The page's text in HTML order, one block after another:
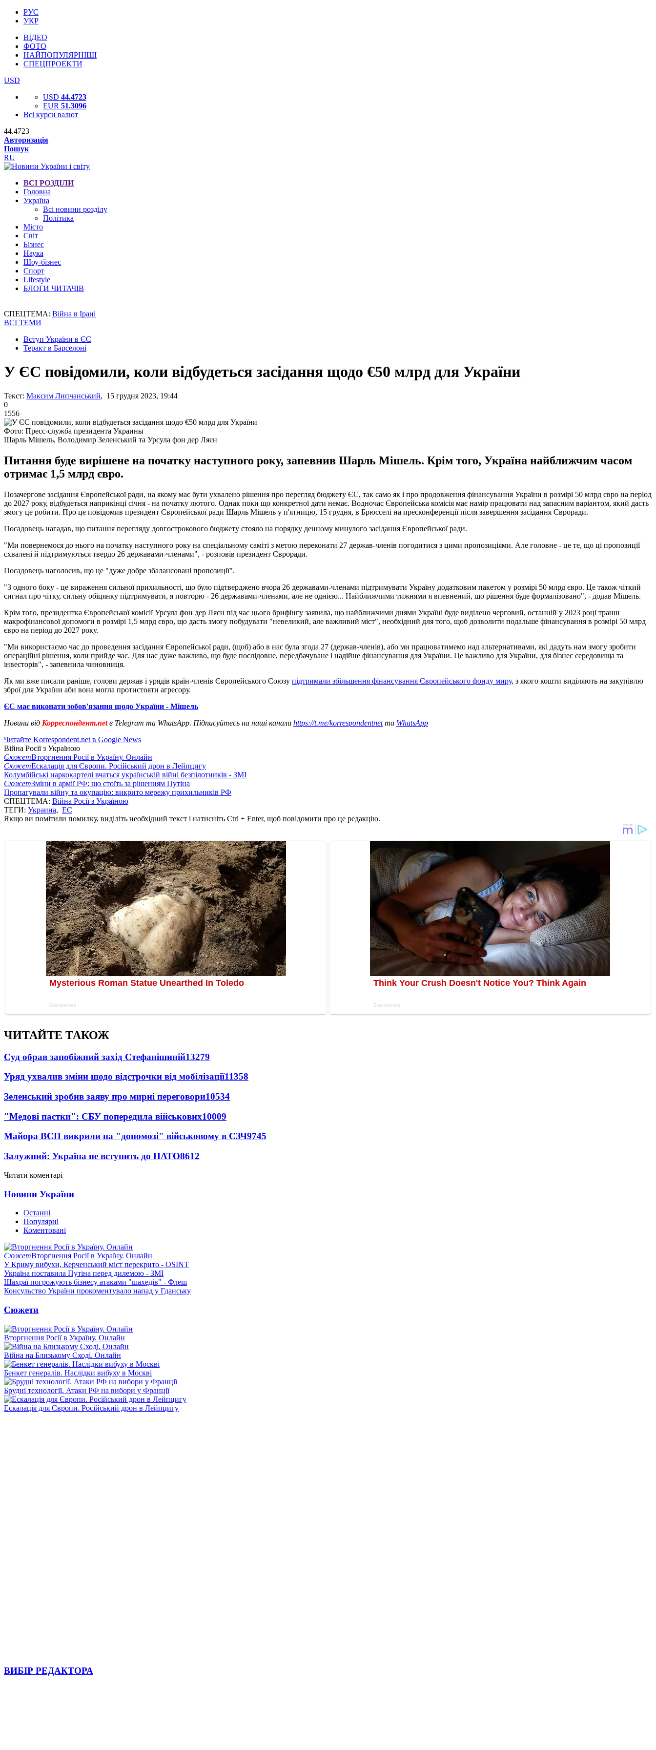
РУС
УКР
ВІДЕО
ФОТО
НАЙПОПУЛЯРНІШІ
СПЕЦПРОЕКТИ
USD
USD 44.4723
EUR 51.3096
Всі курси валют
44.4723
Авторизація
Пошук
RU
ВСІ РОЗДІЛИ
Головна
Україна
Всі новини розділу
Політика
Місто
Світ
Бізнес
Наука
Шоу-бізнес
Спорт
Lifestyle
БЛОГИ ЧИТАЧІВ
СПЕЦТЕМА: Війна в Ірані
ВСІ ТЕМИ
Вступ України в ЄС
Теракт в Барселоні
У ЄС повідомили, коли відбудеться засідання щодо €50 млрд для України
Текст: Максим Липчанський, 15 грудня 2023, 19:44
0
1556
Фото: Пресс-служба президента Украины
Шарль Мішель, Володимир Зеленський та Урсула фон дер Ляєн
Питання буде вирішене на початку наступного року, запевнив Шарль Мішель. Крім того, Україна найближчим часом
отримає 1,5 млрд євро.
Позачергове засідання Європейської ради, на якому має бути ухвалено рішення про перегляд бюджету ЄС, так само як і про продовження фінансування України в розмірі 50 млрд євро на період
до 2027 року, відбудеться наприкінці січня - на початку лютого. Однак поки що конкретної дати немає. Водночас Європейська комісія має намір працювати над запасним варіантом, який дасть
змогу це робити. Про це повідомив президент Європейської ради Шарль Мішель у п'ятницю, 15 грудня, в Брюсселі на пресконференції після завершення засідання Євроради.
Посадовець нагадав, що питання перегляду довгострокового бюджету стояло на порядку денному минулого засідання Європейської ради.
"Ми повернемося до нього на початку наступного року на спеціальному саміті з метою переконати 27 держав-членів погодитися з цими пропозиціями. Але головне - це те, що ці пропозиції
схвалені й підтримуються твердо 26 державами-членами", - розповів президент Євроради.
Посадовець наголосив, що це "дуже добре збалансовані пропозиції".
"З одного боку - це вираження сильної прихильності, що було підтверджено вчора 26 державами-членами підтримувати Україну додатковим пакетом у розмірі 50 млрд євро. Це також чіткий
сигнал про чітку, сильну обіцянку підтримувати, я повторю - 26 державами-членами, але не однією... Найближчими тижнями я впевнений, що рішення буде формалізовано", - додав Мішель.
Крім того, президентка Європейської комісії Урсула фон дер Ляєн під час цього брифінгу заявила, що найближчими днями Україні буде виділено черговий, останній у 2023 році транш
макрофінансової допомоги в розмірі 1,5 млрд євро, що дасть змогу побудувати "невеликий, але важливий міст", необхідний для того, щоб дозволити подальше фінансування в розмірі 50 млрд
євро на період до 2027 року.
"Ми використаємо час до проведення засідання Європейської ради, (щоб) або в нас була згода 27 (держав-членів), або ми працюватимемо над альтернативами, які дадуть нам змогу зробити
операційні рішення, коли прийде час. Для нас дуже важливо, що буде послідовне, передбачуване і надійне фінансування для України. Це важливо для України, для бізнес середовища та
інвесторів", - запевнила чиновниця.
Як ми вже писали раніше, голови держав і урядів країн-членів Європейського Союзу підтримали збільшення фінансування Європейського фонду миру, з якого кошти виділяють на закупівлю
зброї для України аби вона могла протистояти агресору.
ЄС має виконати зобов'язання щодо України - Мішель
Новини від Корреспондент.netв Telegram та WhatsApp. Підписуйтесь на наші канали https://t.me/korrespondentnetта WhatsApp
Читайте Korrespondent.net в Google News
Війна Росії з Україною
СюжетВторгнення Росії в Україну. Онлайн
СюжетЕскалація для Європи. Російський дрон в Лейпцигу
Колумбійські наркокартелі вчаться українській війні безпілотників - ЗМІ
СюжетЗміни в армії РФ: що стоїть за рішенням Путіна
Пропагували війну та окупацію: викрито мережу прихильників РФ
СПЕЦТЕМА: Війна Росії з Україною
ТЕГИ: Украина, ЕС
Якщо ви помітили помилку, виділіть необхідний текст і натисніть Ctrl + Enter, щоб повідомити про це редакцію.
ЧИТАЙТЕ ТАКОЖ
Суд обрав запобіжний захід Стефанішиній13279
Уряд ухвалив зміни щодо відстрочки від мобілізації11358
Зеленський зробив заяву про мирні переговори10534
"Медові пастки": СБУ попередила військових10009
Майора ВСП викрили на "допомозі" військовому в СЗЧ9745
Залужний: Україна не вступить до НАТО8612
Читати коментарі
Новини України
Останні
Популярні
Коментовані
СюжетВторгнення Росії в Україну. Онлайн
У Криму вибухи, Керченський міст перекрито - OSINT
Україна поставила Путіна перед дилемою - ЗМІ
Шахраї погрожують бізнесу атаками "шахедів" - Флеш
Консульство України прокоментувало напад у Гданську
Сюжети
Вторгнення Росії в Україну. Онлайн
Війна на Близькому Сході. Онлайн
Бенкет генералів. Наслідки вибуху в Москві
Брудні технології. Атаки РФ на вибори у Франції
Ескалація для Європи. Російський дрон в Лейпцигу
ВИБІР РЕДАКТОРА